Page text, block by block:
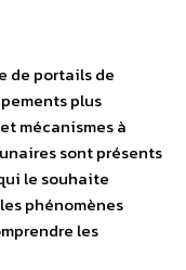
de portails de
plus
mécanismes à
sont présents
le souhaite
phénomènes
les